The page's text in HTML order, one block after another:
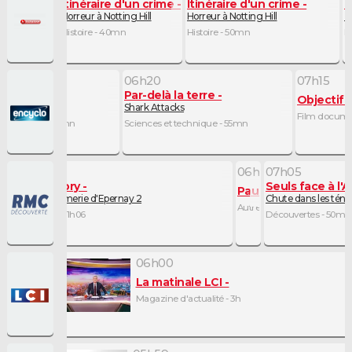
des vies plus jamais ordinaires
Itinéraire d'un crime
Horreur à Notting Hill
Histoire - 40mn
Itinéraire d'un crime
Horreur à Notting Hill
Histoire - 50mn
de Mars
- 55mn
06h20
Par-delà la terre
Shark Attacks
Sciences et technique - 55mn
07h15
Objectif
Film
Flic story
Gendarmerie d'Epernay 2
Société - 1h06
06h56
Pause
Autre - 9mn
07h05
Seuls face à
Chute dans les
Découvertes - 50mn
d'actualité - 30mn
06h00
La matinale LCI
Magazine d'actualité - 3h